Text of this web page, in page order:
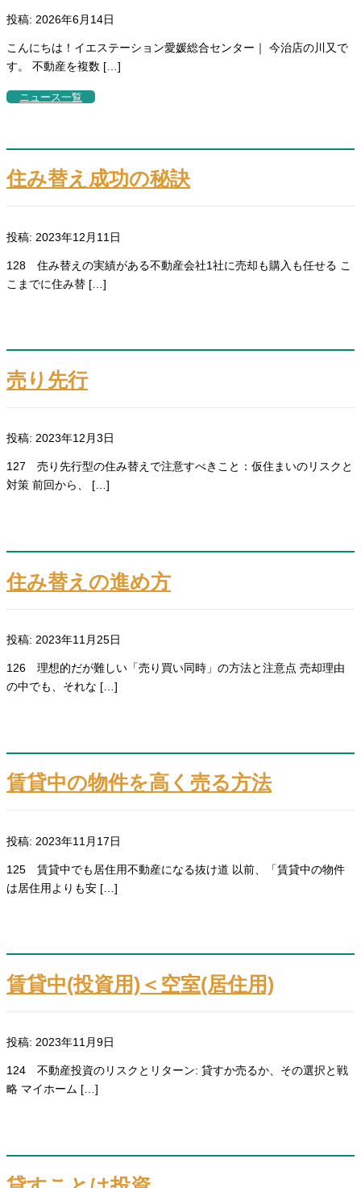
投稿: 2026年6月14日
こんにちは！イエステーション愛媛総合センター｜ 今治店の川又で
す。 不動産を複数 […]
ニュース一覧
住み替え成功の秘訣
投稿: 2023年12月11日
128 住み替えの実績がある不動産会社1社に売却も購入も任せる こ
こまでに住み替 […]
売り先行
投稿: 2023年12月3日
127 売り先行型の住み替えで注意すべきこと：仮住まいのリスクと
対策 前回から、 […]
住み替えの進め方
投稿: 2023年11月25日
126 理想的だが難しい「売り買い同時」の方法と注意点 売却理由
の中でも、それな […]
賃貸中の物件を高く売る方法
投稿: 2023年11月17日
125 賃貸中でも居住用不動産になる抜け道 以前、「賃貸中の物件
は居住用よりも安 […]
賃貸中(投資用)＜空室(居住用)
投稿: 2023年11月9日
124 不動産投資のリスクとリターン: 貸すか売るか、その選択と戦
略 マイホーム […]